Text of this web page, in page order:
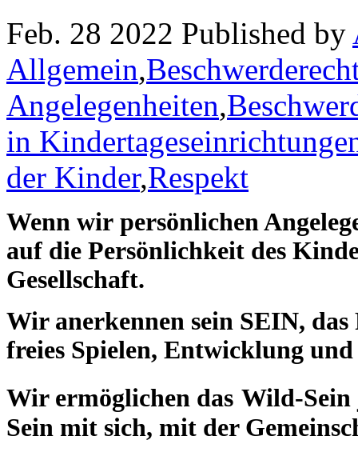
Feb. 28 2022 Published by
Allgemein,
Angelegenheiten,
in
der Kinder,Respekt
Wenn wir persönlichen
auf die Persönlichkeit des
Gesellschaft.
Wir anerkennen sein SEIN,
freies Spielen, Entwicklung und
Wir ermöglichen das Wild-Sein
Sein mit sich, mit der